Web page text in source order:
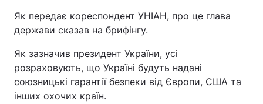
Як передає кореспондент УНІАН, про це глава
держави сказав на брифінгу.
Як зазначив президент України, усі
розраховують, що Україні будуть надані
союзницькі гарантії безпеки від Європи, США та
інших охочих країн.